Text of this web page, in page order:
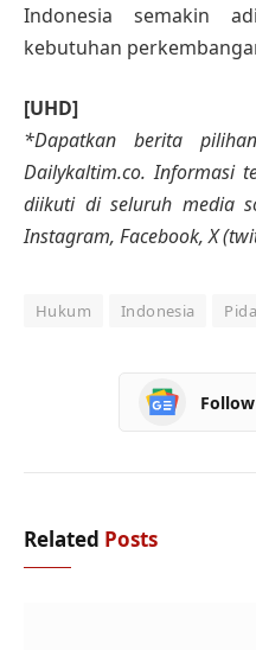
Indonesia semakin
kebutuhan
[UHD]
*Dapatkan berita
Dailykaltim.co. Informasi
diikuti di seluruh media
Instagram, Facebook, X
Hukum Indonesia
Related Posts